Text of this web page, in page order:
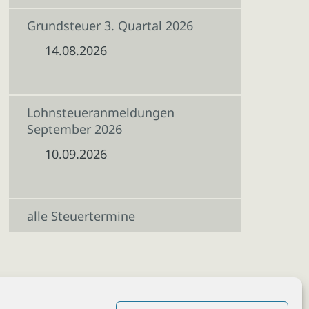
Grundsteuer 3. Quartal 2026
14.08.2026
Lohnsteueranmeldungen
September 2026
10.09.2026
alle Steuertermine